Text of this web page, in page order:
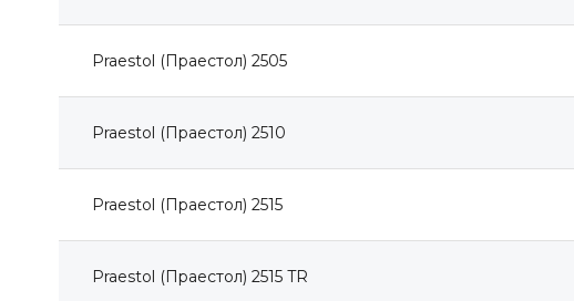
Praestol (Праестол) 2505
Praestol (Праестол) 2510
Praestol (Праестол) 2515
Praestol (Праестол) 2515 TR